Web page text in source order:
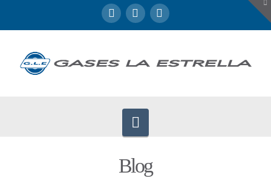
Navigation
Blog